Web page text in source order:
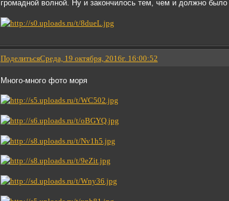
громадной волной. Ну и закончилось тем, чем и должно
ПоделитьсяСреда, 19 октября, 2016г. 16:00:52
Много-много фото моря